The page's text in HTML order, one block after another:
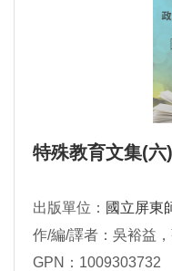
特殊教育文集(六)
出版單位： 國立屏東
作/編/譯者：吳裕益
GPN：1009303732